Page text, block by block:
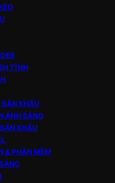
TĨNH
KHẤU
ÁNH SÁNG
KHẤU
& PHẦN MỀM